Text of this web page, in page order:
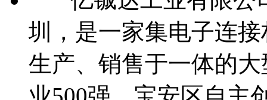
圳，是一家集电子连
生产、销售于一体的